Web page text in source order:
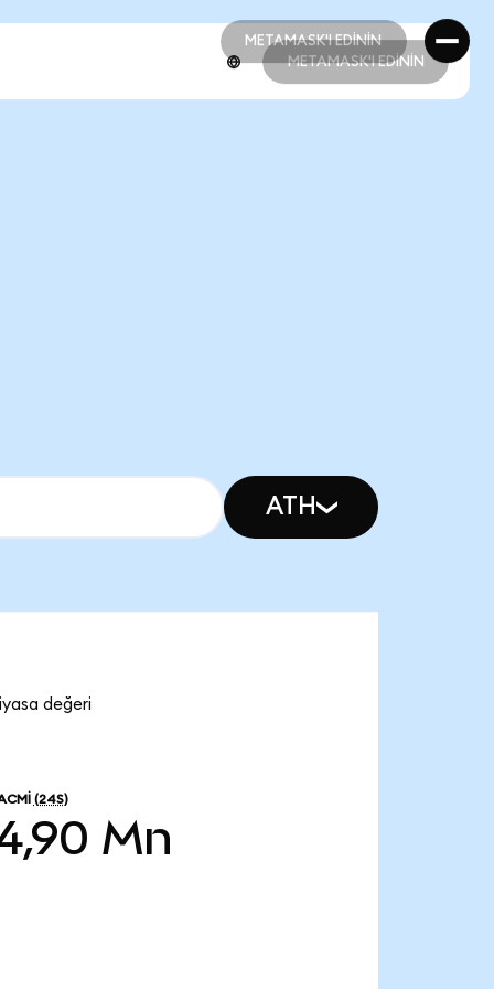
METAMASK'I EDİNİN
METAMASK'I EDİNİN
METAMASK'I EDİNİN
ATH
değeri
(24S)
Mn